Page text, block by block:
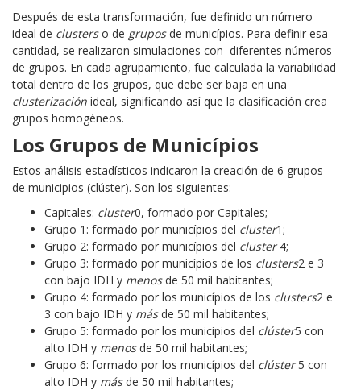
Después de esta transformación, fue definido un número
ideal de clusterso de gruposde municípios. Para definir esa
cantidad, se realizaron simulaciones con diferentes números
de grupos. En cada agrupamiento, fue calculada la variabilidad
total dentro de los grupos, que debe ser baja en una
clusterización ideal, significando así que la clasificación crea
grupos homogéneos.
Los Grupos de Municípios
Estos análisis estadísticos indicaron la creación de 6 grupos
de municipios (clúster). Son los siguientes:
Capitales: cluster0, formado por Capitales;
Grupo 1: formado por municípios del cluster1;
Grupo 2: formado por municípios del cluster4;
Grupo 3: formado por municípios de los clusters2 e 3
con bajo IDH y menosde 50 mil habitantes;
Grupo 4: formado por los municípios de los clusters2 e
3 con bajo IDH y másde 50 mil habitantes;
Grupo 5: formado por los municipios del clúster5 con
alto IDH y menosde 50 mil habitantes;
Grupo 6: formado por los municípios del clúster5 con
alto IDH y másde 50 mil habitantes;